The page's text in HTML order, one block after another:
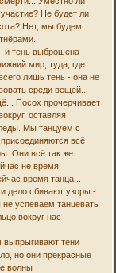
Не будет ли
Нет, мы будем
и тень выброшена
мир, туда, где
лишь тень - она не
среди вещей...
Посох прочерчивает
оставляя
Мы танцуем с
всё
Они всё так же
не время
время танца...
дело сбивают узоры -
успеваем танцевать
вокруг нас
выпрыгивают тени
но они прекрасные
волны